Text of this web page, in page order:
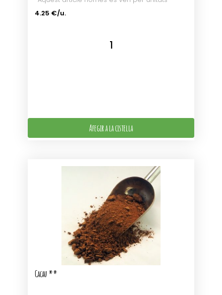
4.25 €/u.
Afegir a la cistella
Cacau **